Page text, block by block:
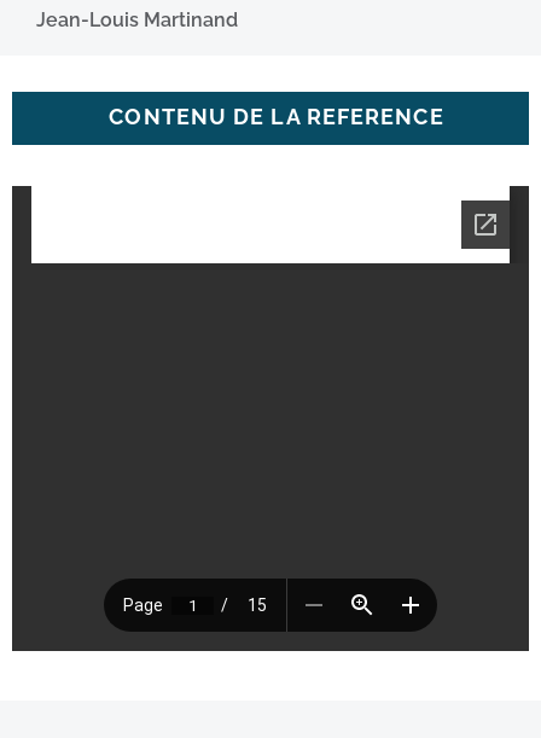
Jean-Louis Martinand
CONTENU DE LA REFERENCE